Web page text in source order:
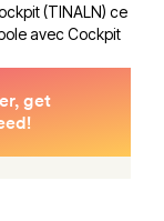
(TINALN) ce
avecCockpit